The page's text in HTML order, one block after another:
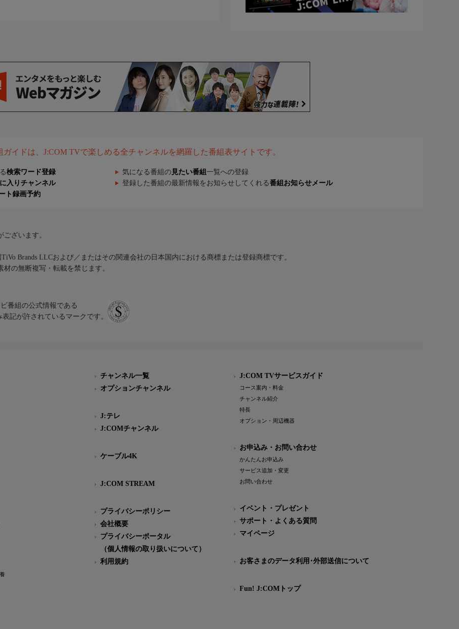
ガイドは、J:COM TVで楽しめる全チャンネルを網羅した番組表サイトです。
検索ワード登録 気になる番組の 見たい番組 一覧への登録
入りチャンネル 登録した番組の最新情報をお知らせしてくれる番組お知らせメール
ト録画予約
ざいます。
Brands LLCおよび／またはその関連会社の日本国内における商標または登録商標です。
の無断複写・転載を禁じます。
番組の公式情報である
記が許されているマークです。
チャンネル一覧
オプションチャンネル
J:テレ
J:COMチャンネル
ケーブル4K
J:COM STREAM
プライバシーポリシー
会社概要
プライバシーポータル
（個人情報の取り扱いについて）
利用規約
J:COM TVサービスガイド
コース案内・料金
チャンネル紹介
特長
オプション・周辺機器
お申込み・お問い合わせ
かんたんお申込み
サービス追加・変更
お問い合わせ
イベント・プレゼント
サポート・よくある質問
マイページ
お客さまのデータ利用･外部送信について
Fun! J:COMトップ